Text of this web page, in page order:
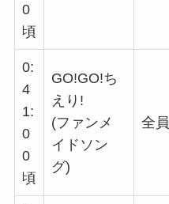
0
頃
0:
4
1:
0
0
頃
GO!GO!ち
えり!
(ファンメ
イドソン
グ)
全員